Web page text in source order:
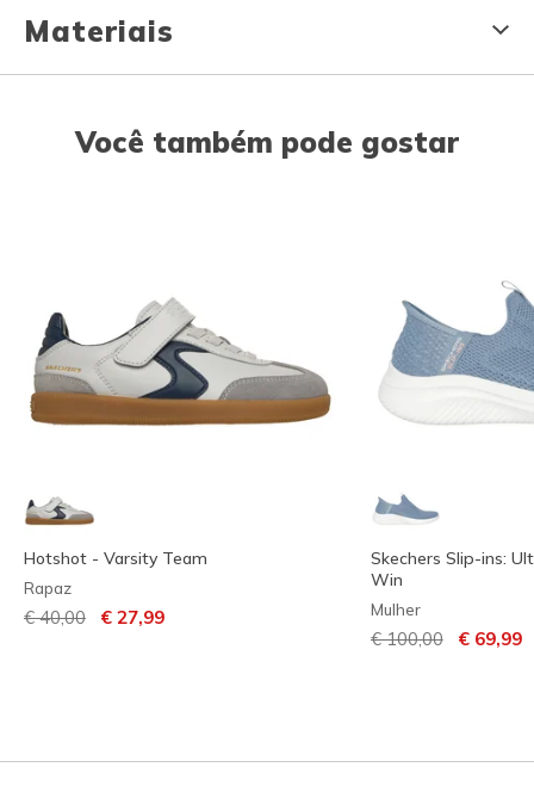
Materiais
Você também pode gostar
Hotshot - Varsity Team
Rapaz
Preço com desconto de
€ 40,00 para
€ 27,99
Skechers Slip-ins:
Win
Mulher
Preço com
€ 100,00para
€ 69,99